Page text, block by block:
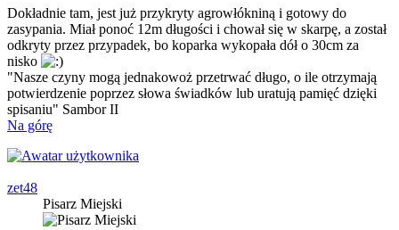
Dokładnie tam, jest już przykryty agrowłókniną i gotowy do
zasypania. Miał ponoć 12m długości i chował się w skarpę, a został
odkryty przez przypadek, bo koparka wykopała dół o 30cm za
nisko
"Nasze czyny mogą jednakowoż przetrwać długo, o ile otrzymają
potwierdzenie poprzez słowa świadków lub uratują pamięć dzięki
spisaniu" Sambor II
Na górę
zet48
Pisarz Miejski